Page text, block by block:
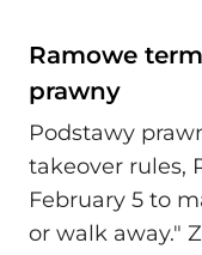
Ramowe
prawny
Podstawy
takeover rules,
February 5 to
or walk away."